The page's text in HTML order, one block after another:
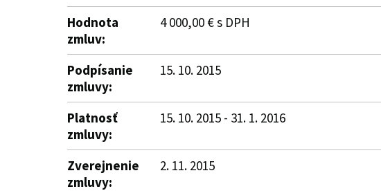
Hodnota
zmluv:
4 000,00 € s DPH
Podpísanie
zmluvy:
15. 10. 2015
Platnosť
zmluvy:
15. 10. 2015 - 31. 1. 2016
Zverejnenie
zmluvy:
2. 11. 2015